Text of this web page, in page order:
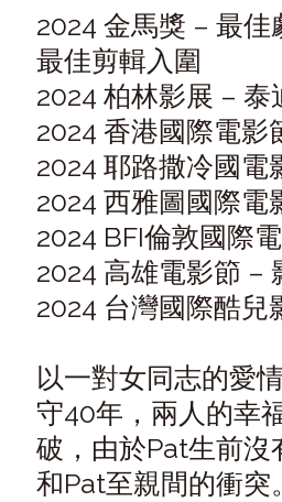
2024 金馬獎 – 最
最佳剪輯入圍
2024 柏林影展 –
2024 香港國際電影
2024 耶路撒冷國電
2024 西雅圖國際電
2024 BFI倫敦國際
2024 高雄電影節 –
2024 台灣國際酷兒
以一對女同志的愛
守40年，兩人的幸
破，由於Pat生前
和Pat至親間的衝突